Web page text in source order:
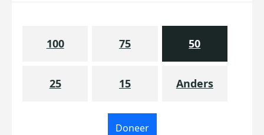
100 75 50
25 15 Anders
Doneer